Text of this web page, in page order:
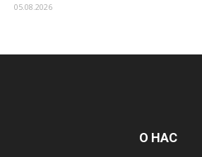
05.08.2026
О НАС